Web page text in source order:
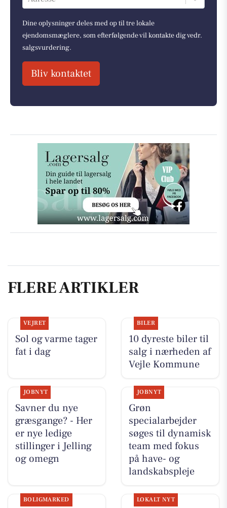
Dine oplysninger deles med op til tre lokale
ejendomsmæglere, som efterfølgende vil kontakte dig vedr.
salgsvurdering.
Bliv kontaktet
FLERE ARTIKLER
VEJRET
Sol og varme tager
fat i dag
BILER
10 dyreste biler til
salg i nærheden af
Vejle Kommune
JOBNYT
Savner du nye
græsgange? - Her
er nye ledige
stillinger i Jelling
og omegn
JOBNYT
Grøn
specialarbejder
søges til dynamisk
team med fokus
på have- og
landskabspleje
BOLIGMARKED LOKALT NYT